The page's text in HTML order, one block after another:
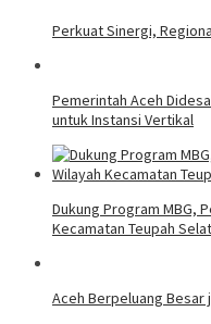
Perkuat Sinergi,
Pemerintah Aceh
untuk Instansi Vertikal
Dukung Program MBG,
Kecamatan Teupah
Aceh Berpeluang Besar